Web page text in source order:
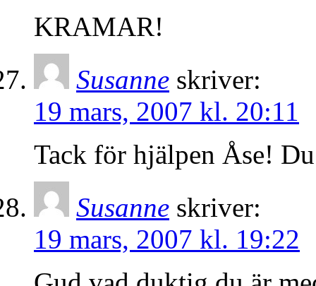
KRAMAR!
Susanne skriver:
19 mars, 2007 kl. 20:11
Tack för hjälpen Åse!
Susanne skriver:
19 mars, 2007 kl. 19:22